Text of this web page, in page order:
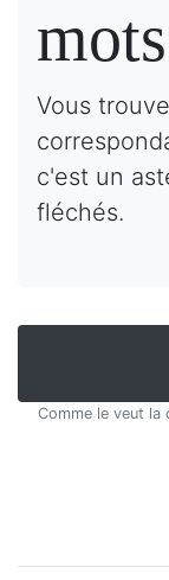
Vous
c'est un
fléchés.
Comme le veut